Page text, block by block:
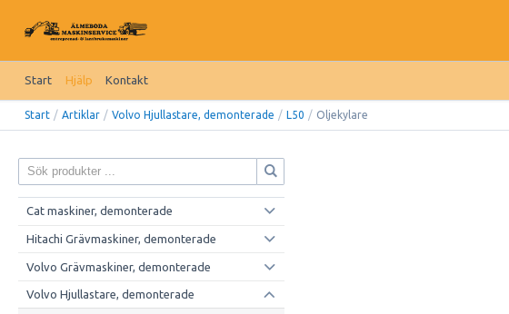
Start Hjälp Kontakt
Start / Artiklar / Volvo Hjullastare, demonterade / L50 / Oljekylare
Cat maskiner, demonterade
Hitachi Grävmaskiner, demonterade
Volvo Grävmaskiner, demonterade
Volvo Hjullastare, demonterade